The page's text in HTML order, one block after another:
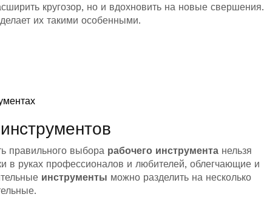
кругозор, но и вдохновить на новые свершения.
их такими особенными.
правильного выбора рабочего инструмента нельзя
руках профессионалов и любителей, облегчающие и
инструменты можно разделить на несколько